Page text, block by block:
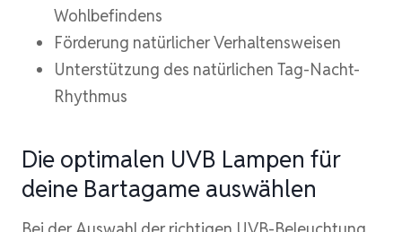
Wohlbefindens
Förderung natürlicher Verhaltensweisen
Unterstützung des natürlichen Tag-Nacht-
Rhythmus
Die optimalen UVB Lampen für
deine Bartagame auswählen